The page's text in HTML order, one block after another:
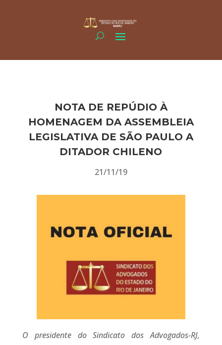
NOTA DE REPÚDIO À
HOMENAGEM DA ASSEMBLEIA
LEGISLATIVA DE SÃO PAULO A
DITADOR CHILENO
21/11/19
O presidente do Sindicato dos Advogados-RJ,